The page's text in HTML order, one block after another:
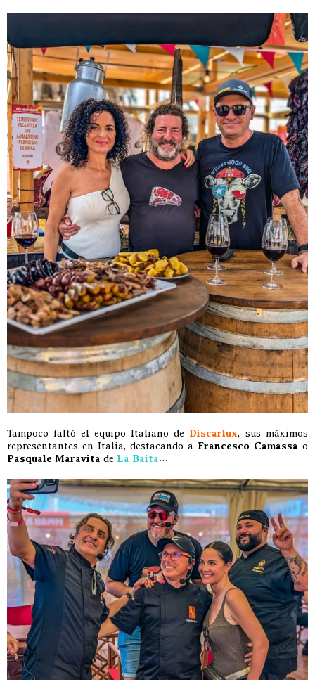
Tampoco faltó el equipo Italiano de Discarlux, sus máximos
representantes en Italia, destacando a Francesco Camassa o
Pasquale Maravita de La Baita…